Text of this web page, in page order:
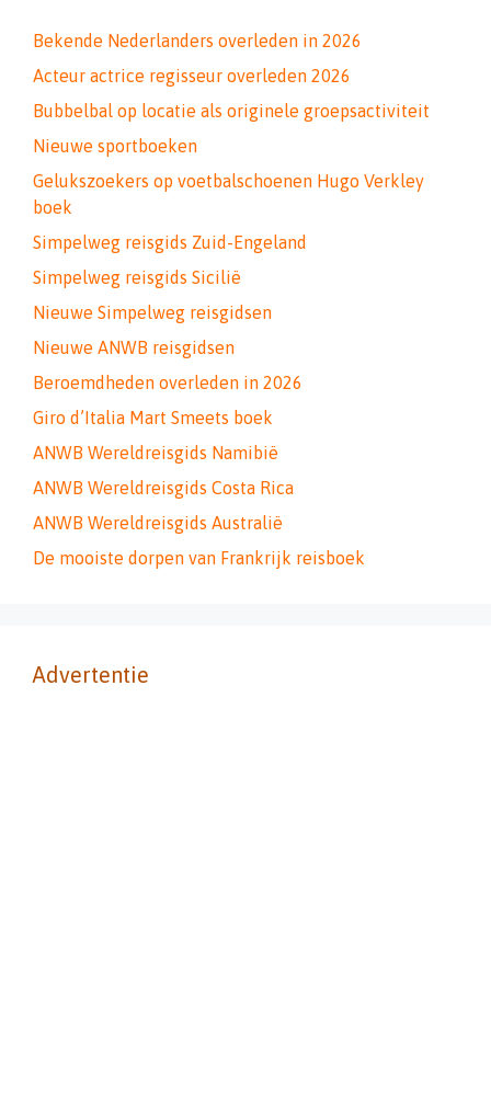
Bekende Nederlanders overleden in 2026
Acteur actrice regisseur overleden 2026
Bubbelbal op locatie als originele groepsactiviteit
Nieuwe sportboeken
Gelukszoekers op voetbalschoenen Hugo Verkley
boek
Simpelweg reisgids Zuid-Engeland
Simpelweg reisgids Sicilië
Nieuwe Simpelweg reisgidsen
Nieuwe ANWB reisgidsen
Beroemdheden overleden in 2026
Giro d’Italia Mart Smeets boek
ANWB Wereldreisgids Namibië
ANWB Wereldreisgids Costa Rica
ANWB Wereldreisgids Australië
De mooiste dorpen van Frankrijk reisboek
Advertentie